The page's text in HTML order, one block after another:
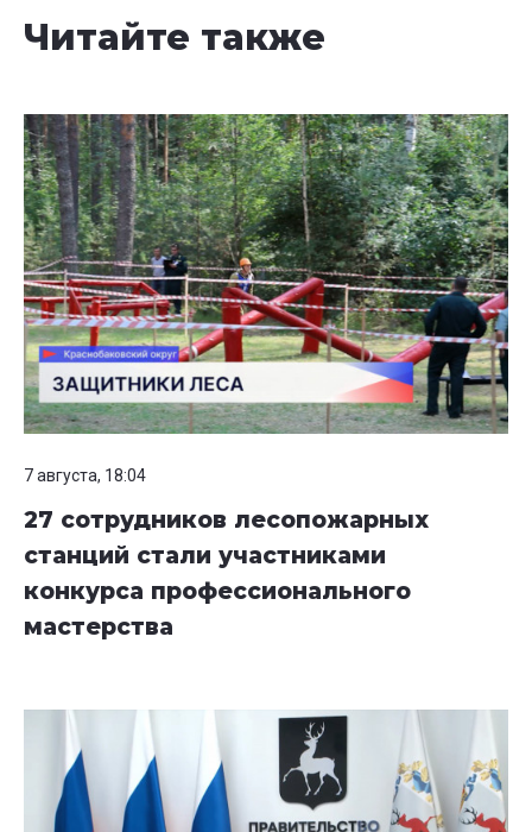
Читайте также
7 августа, 18:04
27 сотрудников лесопожарных
станций стали участниками
конкурса профессионального
мастерства